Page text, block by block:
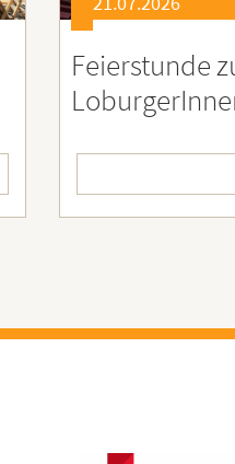
Soziales
Ruanda – Wir